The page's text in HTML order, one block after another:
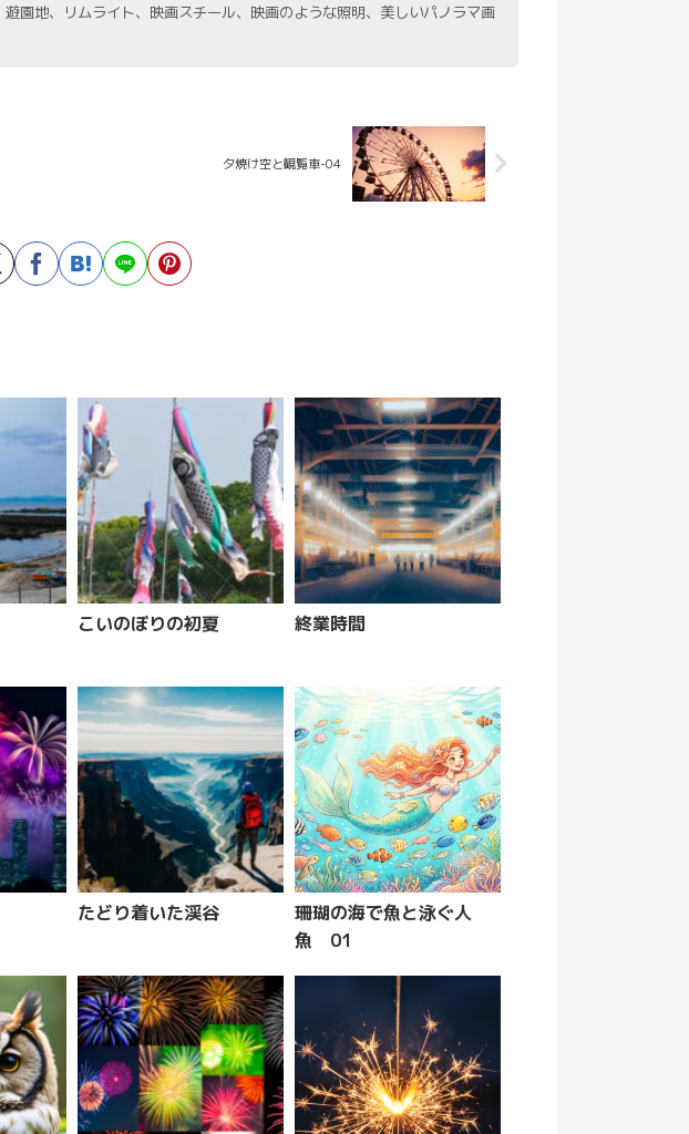
園地、リムライト、映画スチール、映画のような照明、美しいパノラマ画
夕焼け空と観覧車-04
こいのぼりの初夏 終業時間
たどり着いた渓谷
珊瑚の海で魚と泳ぐ人
魚 01